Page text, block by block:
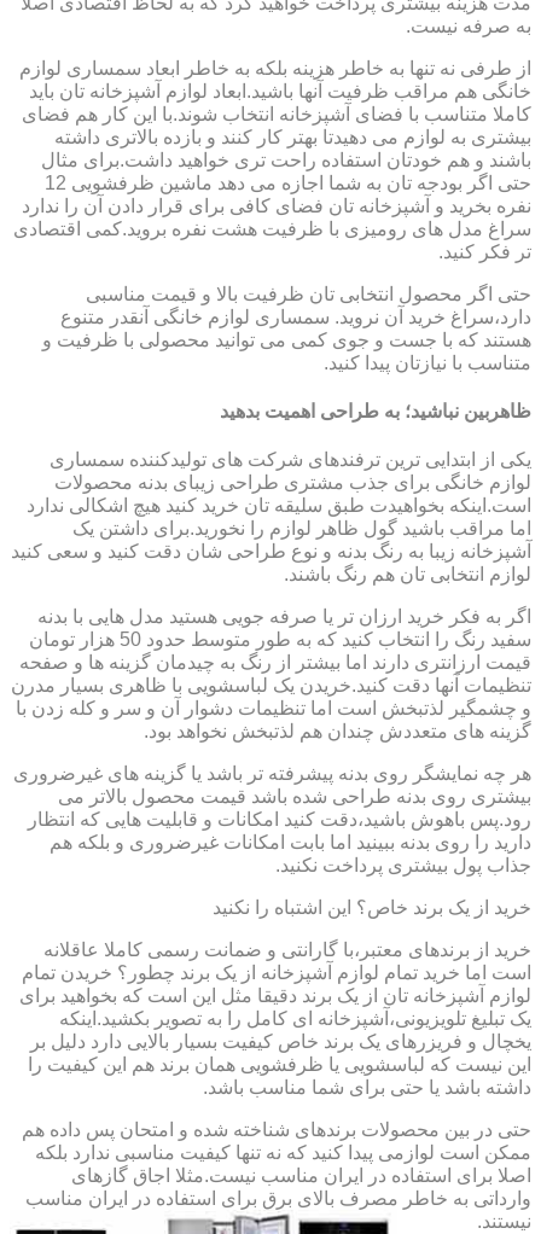
به صرفه نیست.
از طرفی نه تنها به خاطر هزینه بلکه به خاطر ابعاد سمساری لوازم
خانگی هم مراقب ظرفیت آنها باشید.ابعاد لوازم آشپزخانه تان باید
کاملا متناسب با فضای آشپزخانه انتخاب شوند.با این کار هم فضای
بیشتری به لوازم می دهیدتا بهتر کار کنند و بازده بالاتری داشته
باشند و هم خودتان استفاده راحت تری خواهید داشت.برای مثال
حتی اگر بودجه تان به شما اجازه می دهد ماشین ظرفشویی 12
نفره بخرید و آشپزخانه تان فضای کافی برای قرار دادن آن را ندارد
سراغ مدل های رومیزی با ظرفیت هشت نفره بروید.کمی اقتصادی
تر فکر کنید.
حتی اگر محصول انتخابی تان ظرفیت بالا و قیمت مناسبی
دارد،سراغ خرید آن نروید. سمساری لوازم خانگی آنقدر متنوع
هستند که با جست و جوی کمی می توانید محصولی با ظرفیت و
متناسب با نیازتان پیدا کنید.
ظاهربین نباشید؛ به طراحی اهمیت بدهید
یکی از ابتدایی ترین ترفندهای شرکت های تولیدکننده سمساری
لوازم خانگی برای جذب مشتری طراحی زیبای بدنه محصولات
است.اینکه بخواهیدت طبق سلیقه تان خرید کنید هیچ اشکالی ندارد
اما مراقب باشید گول ظاهر لوازم را نخورید.برای داشتن یک
آشپزخانه زیبا به رنگ بدنه و نوع طراحی شان دقت کنید و سعی کنید
لوازم انتخابی تان هم رنگ باشند.
اگر به فکر خرید ارزان تر یا صرفه جویی هستید مدل هایی با بدنه
سفید رنگ را انتخاب کنید که به طور متوسط حدود 50 هزار تومان
قیمت ارزانتری دارند اما بیشتر از رنگ به چیدمان گزینه ها و صفحه
تنظیمات آنها دقت کنید.خریدن یک لباسشویی با ظاهری بسیار مدرن
و چشمگیر لذتبخش است اما تنظیمات دشوار آن و سر و کله زدن با
گزینه های متعددش چندان هم لذتبخش نخواهد بود.
هر چه نمایشگر روی بدنه پیشرفته تر باشد یا گزینه های غیرضروری
بیشتری روی بدنه طراحی شده باشد قیمت محصول بالاتر می
رود.پس باهوش باشید،دقت کنید امکانات و قابلیت هایی که انتظار
دارید را روی بدنه ببینید اما بابت امکانات غیرضروری و بلکه هم
جذاب پول بیشتری پرداخت نکنید.
خرید از یک برند خاص؟ این اشتباه را نکنید
خرید از برندهای معتبر،با گارانتی و ضمانت رسمی کاملا عاقلانه
است اما خرید تمام لوازم آشپزخانه از یک برند چطور؟ خریدن تمام
لوازم آشپزخانه تان از یک برند دقیقا مثل این است که بخواهید برای
یک تبلیغ تلویزیونی،آشپزخانه ای کامل را به تصویر بکشید.اینکه
یخچال و فریزرهای یک برند خاص کیفیت بسیار بالایی دارد دلیل بر
این نیست که لباسشویی یا ظرفشویی همان برند هم این کیفیت را
داشته باشد یا حتی برای شما مناسب باشد.
حتی در بین محصولات برندهای شناخته شده و امتحان پس داده هم
ممکن است لوازمی پیدا کنید که نه تنها کیفیت مناسبی ندارد بلکه
اصلا برای استفاده در ایران مناسب نیست.مثلا اجاق گازهای
وارداتی به خاطر مصرف بالای برق برای استفاده در ایران مناسب
نیستند.